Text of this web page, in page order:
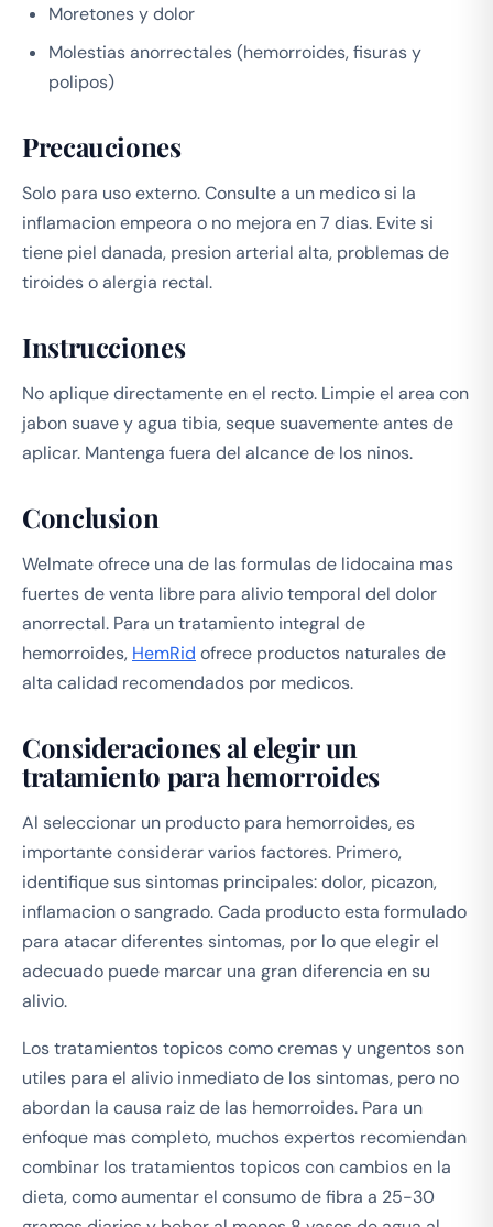
Moretones y dolor
Molestias anorrectales (hemorroides, fisuras y
polipos)
Precauciones
Solo para uso externo. Consulte a un medico si la
inflamacion empeora o no mejora en 7 dias. Evite si
tiene piel danada, presion arterial alta, problemas de
tiroides o alergia rectal.
Instrucciones
No aplique directamente en el recto. Limpie el area con
jabon suave y agua tibia, seque suavemente antes de
aplicar. Mantenga fuera del alcance de los ninos.
Conclusion
Welmate ofrece una de las formulas de lidocaina mas
fuertes de venta libre para alivio temporal del dolor
anorrectal. Para un tratamiento integral de
hemorroides, HemRid ofrece productos naturales de
alta calidad recomendados por medicos.
Consideraciones al elegir un
tratamiento para hemorroides
Al seleccionar un producto para hemorroides, es
importante considerar varios factores. Primero,
identifique sus sintomas principales: dolor, picazon,
inflamacion o sangrado. Cada producto esta formulado
para atacar diferentes sintomas, por lo que elegir el
adecuado puede marcar una gran diferencia en su
alivio.
Los tratamientos topicos como cremas y ungentos son
utiles para el alivio inmediato de los sintomas, pero no
abordan la causa raiz de las hemorroides. Para un
enfoque mas completo, muchos expertos recomiendan
combinar los tratamientos topicos con cambios en la
dieta, como aumentar el consumo de fibra a 25-30